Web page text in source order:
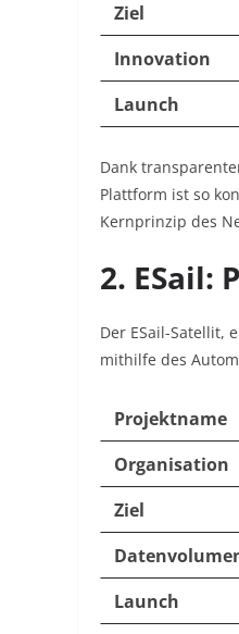
Ziel
Innovation
Launch
Dank
Plattform ist so
Kernprinzip des
2. ESail:
Der ESail-Satellit,
mithilfe des
Projektname
Organisation
Ziel
Launch